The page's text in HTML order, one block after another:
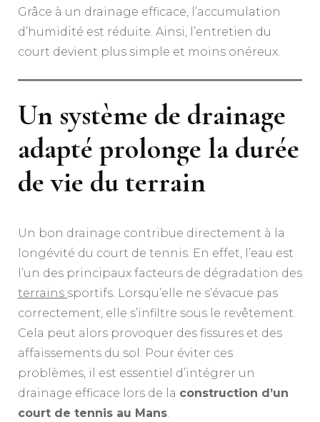
Grâce à un drainage efficace, l’accumulation
d’humidité est réduite. Ainsi, l’entretien du
court devient plus simple et moins onéreux.
Un système de drainage
adapté prolonge la durée
de vie du terrain
Un bon drainage contribue directement à la
longévité du court de tennis. En effet, l’eau est
l’un des principaux facteurs de dégradation des
terrains sportifs. Lorsqu’elle ne s’évacue pas
correctement, elle s’infiltre sous le revêtement.
Cela peut alors provoquer des fissures et des
affaissements du sol. Pour éviter ces
problèmes, il est essentiel d’intégrer un
drainage efficace lors de la construction d’un
court de tennis au Mans